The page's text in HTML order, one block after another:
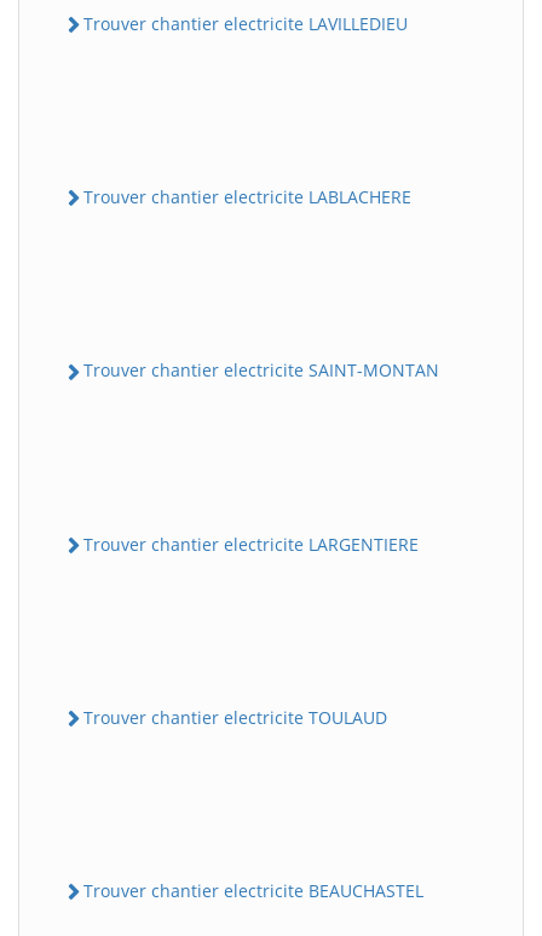
Trouver chantier electricite LAVILLEDIEU
Trouver chantier electricite LABLACHERE
Trouver chantier electricite SAINT-MONTAN
Trouver chantier electricite LARGENTIERE
Trouver chantier electricite TOULAUD
Trouver chantier electricite BEAUCHASTEL